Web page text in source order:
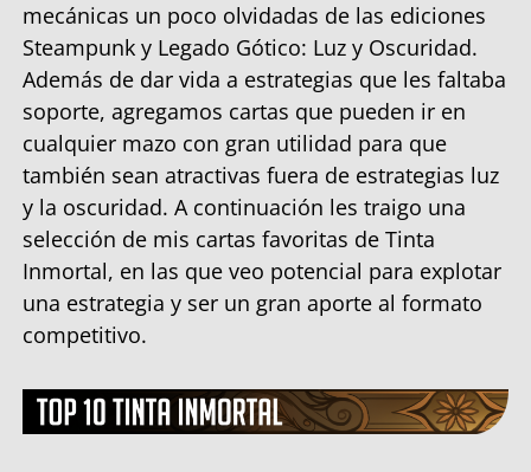
mecánicas un poco olvidadas de las ediciones
Steampunk y Legado Gótico: Luz y Oscuridad.
Además de dar vida a estrategias que les faltaba
soporte, agregamos cartas que pueden ir en
cualquier mazo con gran utilidad para que
también sean atractivas fuera de estrategias luz
y la oscuridad. A continuación les traigo una
selección de mis cartas favoritas de Tinta
Inmortal, en las que veo potencial para explotar
una estrategia y ser un gran aporte al formato
competitivo.